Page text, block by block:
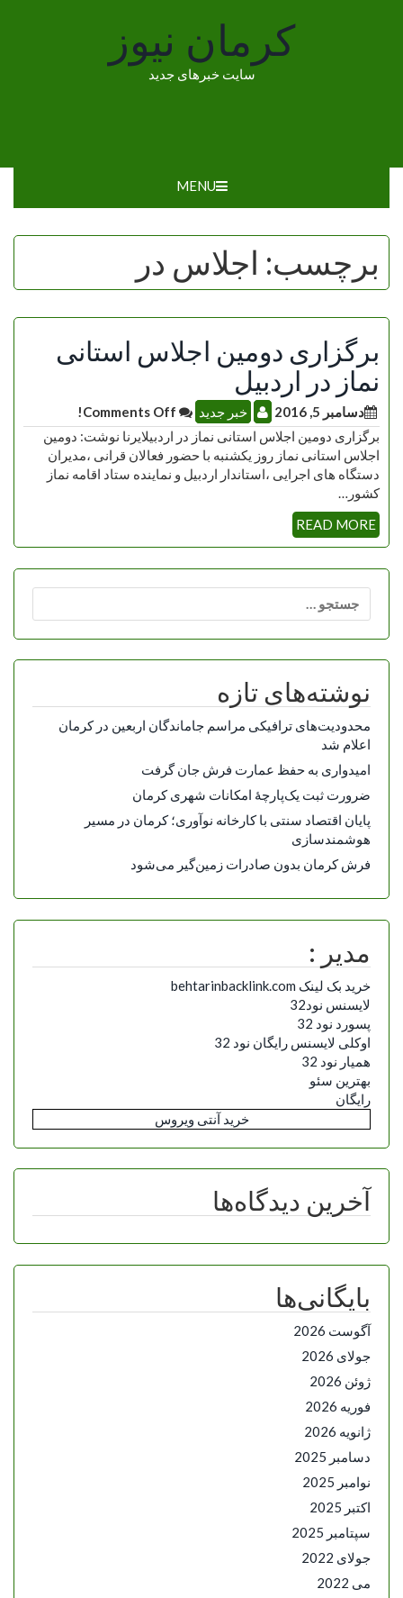
کرمان نیوز
سایت خبرهای جدید
MENU
برچسب: اجلاس در
برگزاری دومین اجلاس استانی
نماز در اردبیل
دسامبر 5, 2016 خبر جدید
برگزاری دومین اجلاس استانی نماز در اردبیلایرنا نوشت: دومین
اجلاس استانی نماز روز یکشنبه با حضور فعالان قرانی ،مدیران
دستگاه های اجرایی ،استاندار اردبیل و نماینده ستاد اقامه نماز
کشور…
READ MORE
برای:
نوشته‌های تازه
محدودیت‌های ترافیکی مراسم جاماندگان اربعین در کرمان
اعلام شد
امیدواری به حفظ عمارت فرش جان گرفت
ضرورت ثبت یک‌پارچۀ امکانات شهری کرمان
پایان اقتصاد سنتی با کارخانه نوآوری؛ کرمان در مسیر
هوشمندسازی
فرش کرمان بدون صادرات زمین‌گیر می‌شود
مدیر :
خرید بک لینک behtarinbacklink.com
لایسنس نود32
پسورد نود 32
اوکلی لایسنس رایگان نود 32
همیار نود 32
بهترین سئو
رایگان
خرید آنتی ویروس
آخرین دیدگاه‌ها
بایگانی‌ها
آگوست 2026
جولای 2026
ژوئن 2026
فوریه 2026
ژانویه 2026
دسامبر 2025
نوامبر 2025
اکتبر 2025
سپتامبر 2025
جولای 2022
می 2022